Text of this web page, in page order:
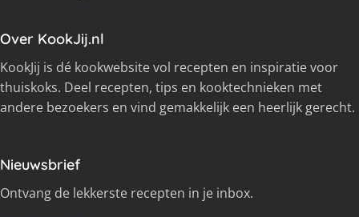
Over KookJij.nl
KookJij is dé kookwebsite vol recepten en inspiratie voor
thuiskoks. Deel recepten, tips en kooktechnieken met
andere bezoekers en vind gemakkelijk een heerlijk gerecht.
Nieuwsbrief
Ontvang de lekkerste recepten in je inbox.